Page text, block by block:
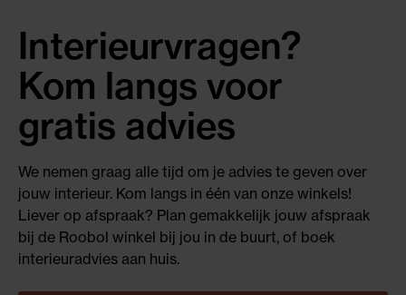
Interieurvragen?
Kom langs voor
gratis advies
We nemen graag alle tijd om je advies te geven over
jouw interieur. Kom langs in één van onze winkels!
Liever op afspraak? Plan gemakkelijk jouw afspraak
bij de Roobol winkel bij jou in de buurt, of boek
interieuradvies aan huis.